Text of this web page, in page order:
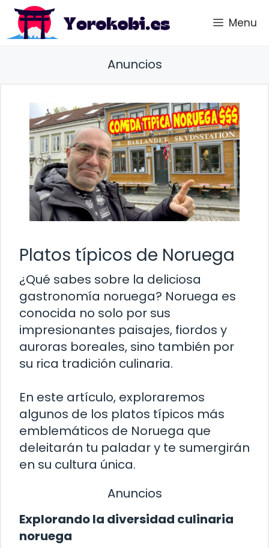
Saltar
contenido
Menu
Anuncios
Platos típicos de Noruega
¿Qué sabes sobre la deliciosa
gastronomía noruega? Noruega es
conocida no solo por sus
impresionantes paisajes, fiordos y
auroras boreales, sino también por
su rica tradición culinaria.
En este artículo, exploraremos
algunos de los platos típicos más
emblemáticos de Noruega que
deleitarán tu paladar y te sumergirán
en su cultura única.
Anuncios
Explorando la diversidad culinaria
noruega